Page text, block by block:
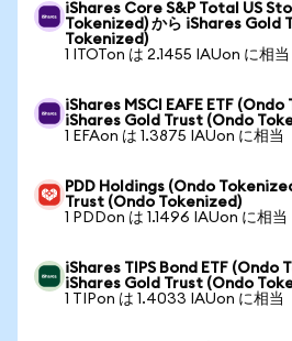
iShares Core S&P Total US
Tokenized) から iShares Gold
Tokenized)
1 ITOTon は 2.1455 IAUon に相当
iShares MSCI EAFE ETF
iShares Gold Trust (Ondo
1 EFAon は 1.3875 IAUon に相当
PDD Holdings (Ondo
Trust (Ondo Tokenized)
1 PDDon は 1.1496 IAUon に相当
iShares TIPS Bond ETF (Ondo
iShares Gold Trust (Ondo
1 TIPon は 1.4033 IAUon に相当